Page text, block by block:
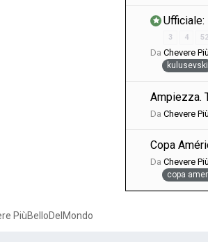
3 4
Da Chevere
kulusevski
Ampiezza.
Da Chevere
Copa
Da Chevere
copa
PiùBelloDelMondo